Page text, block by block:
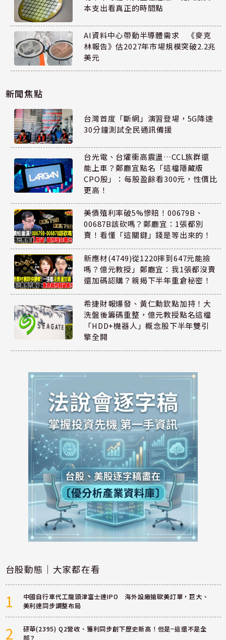
本支出看真正的時間點
AI資料中心帶動半導體需求 《麥克
林報告》估2027年市場規模突破2.2兆
美元
新聞焦點
台灣首度「斷網」演習登場，5G降速
30分鐘測試全民通訊備援
台光電、台燿衝高震盪…CCL族群還
能上車？鄭廳宜點名「這檔隱藏版
CPO股」：每股盈餘看300元，性價比
更高！
美債殖利率破5%慘賠！00679B、
00687B該砍嗎？鄭廳宜：1張都別
賣！看懂「這關鍵」錢是等出來的！
新應材(4749)從1220摔到647元能撿
嗎？億元教授」鄭廳宜：我1張都沒賣
還加碼認購？親揭下半年重倉秘密！
希捷財報爆發、黃仁勳欽點加持！大
洗盤後籌碼重整，億元教授點名這檔
「HDD+機器人」概念股下半年雙引
擎全開
台股動態｜大家都在看
1
中國自行車代工龍頭津富士達IPO 海外設廠搶歐美訂單，巨大、
美利達同步調整布局
2
研華(2395) Q2營收、獲利同步創下歷史新高！但是~這還不是全
部？